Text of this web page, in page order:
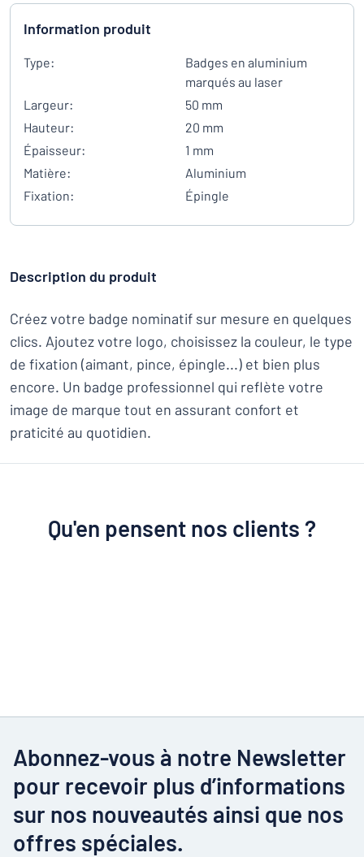
Information produit
Type:
Badges en aluminium
marqués au laser
Largeur:
50 mm
Hauteur:
20 mm
Épaisseur:
1 mm
Matière:
Aluminium
Fixation:
Épingle
Description du produit
Créez votre badge nominatif sur mesure en quelques
clics. Ajoutez votre logo, choisissez la couleur, le type
de fixation (aimant, pince, épingle...) et bien plus
encore. Un badge professionnel qui reflète votre
image de marque tout en assurant confort et
praticité au quotidien.
Qu'en pensent nos clients ?
Abonnez-vous à notre Newsletter
pour recevoir plus d’informations
sur nos nouveautés ainsi que nos
offres spéciales.